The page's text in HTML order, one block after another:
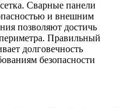
Сварные панели
и внешним
позволяют достичь
Правильный
долговечность
безопасности